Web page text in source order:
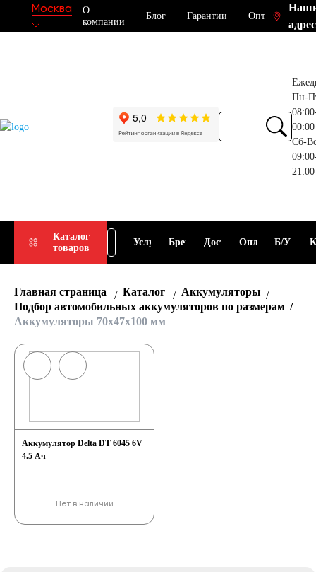
Москва
О
компании
Блог Гарантии Опт
Пн-
00:00
Сб-
21:00
Каталог
товаров
Подбор
АКБ
Услуги Бренды ДоставкаОплата Б/У
Главная страница Каталог
Аккумуляторы
Подбор автомобильных аккумуляторов по размерам
Аккумуляторы 70x47x100 мм
Аккумулятор Delta DT 6045 6V
4.5 Ач
Нет в наличии